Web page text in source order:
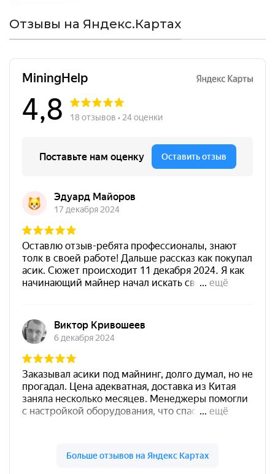
Отзывы на Яндекс.Картах